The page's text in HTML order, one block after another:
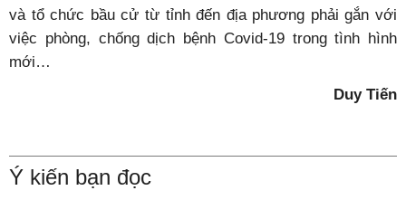
và tổ chức bầu cử từ tỉnh đến địa phương phải gắn với
việc phòng, chống dịch bệnh Covid-19 trong tình hình
mới…
Duy Tiến
Ý kiến bạn đọc